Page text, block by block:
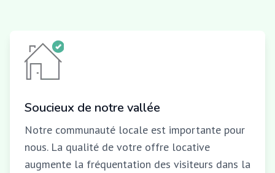
Soucieux de notre vallée
Notre communauté locale est importante pour
nous. La qualité de votre offre locative
augmente la fréquentation des visiteurs dans la